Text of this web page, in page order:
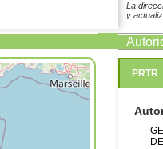
La
y
PRTR